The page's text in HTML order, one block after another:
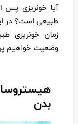
آیا خونریزی پس
طبیعی است؟ در
زمان خونریزی
وضعیت خواهیم
بدن